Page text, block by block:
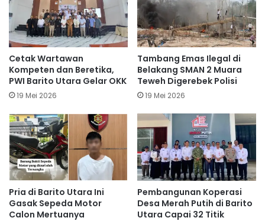
Cetak Wartawan
Kompeten dan Beretika,
PWI Barito Utara Gelar OKK
19 Mei 2026
Tambang Emas Ilegal di
Belakang SMAN 2 Muara
Teweh Digerebek Polisi
19 Mei 2026
Pria di Barito Utara Ini
Gasak Sepeda Motor
Calon Mertuanya
Pembangunan Koperasi
Desa Merah Putih di Barito
Utara Capai 32 Titik